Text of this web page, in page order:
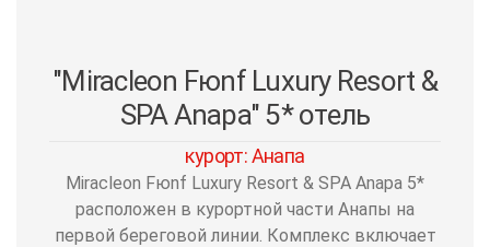
"Miracleon Fюnf Luxury Resort &
SPA Anapa" 5* отель
курорт: Анапа
Miracleon Fюnf Luxury Resort & SPA Anapa 5*
расположен в курортной части Анапы на
первой береговой линии. Комплекс включает